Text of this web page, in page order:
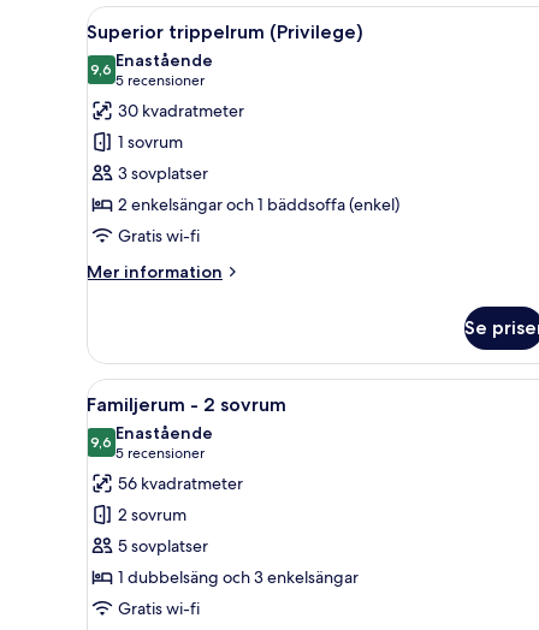
Öppna
alla
foton
för
Superior
trippelrum
(Privilege)
Ett litet, välordnat sovrum
10
Superior trippelrum (Privilege)
9,69,6 av 10
Enastående
5 recensioner
(5 recensioner)
30 kvadratmeter
1 sovrum
3 sovplatser
2 enkelsängar och 1 bäddsoffa (enkel)
Gratis wi-fi
Mer information
Mer
trippelrum
(Privilege)
Se
Öppna
alla
foton
för
Familjerum
-
2
sovrum
Duntäcken, minibar,
11
Familjerum - 2 sovrum
9,69,6 av 10
Enastående
5 recensioner
(5 recensioner)
56 kvadratmeter
2 sovrum
5 sovplatser
1 dubbelsäng och 3 enkelsängar
Gratis wi-fi